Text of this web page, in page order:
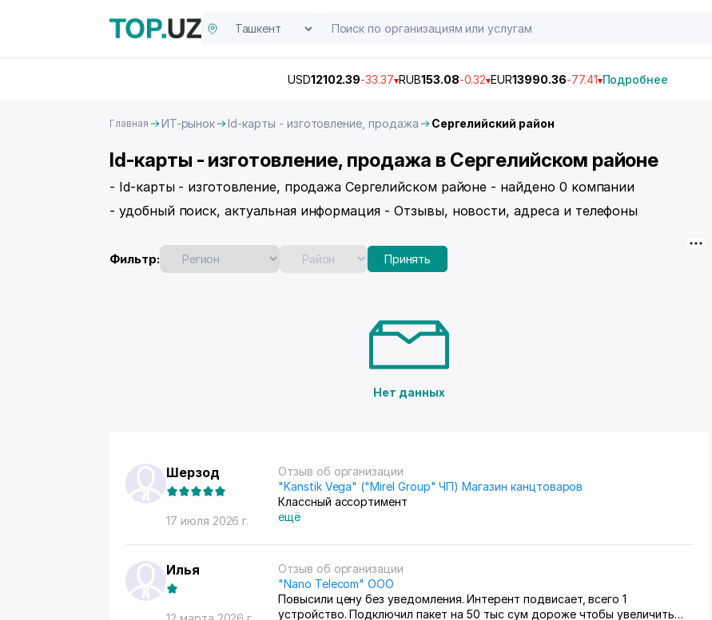
USD12102.39-33.37 RUB153.08-0.32 EUR13990.36-77.41 Подробнее
Главная ИТ-рынок Id-карты - изготовление, продажа Сергелийский район
Id-карты - изготовление, продажа в Сергелийском районе
- Id-карты - изготовление, продажа Сергелийском районе - найдено 0 компании
- удобный поиск, актуальная информация - Отзывы, новости, адреса и телефоны
Фильтр: Принять
Нет данных
Шерзод
17 июля 2026 г.
Отзыв об организации
"Kanstik Vega" ("Mirel Group" ЧП) Магазин канцтоваров
Классный ассортимент
ещё
Илья
Отзыв об организации
"Nano Telecom" OOO
Повысили цену без уведомления. Интерент подвисает, всего 1
устройство. Подключил пакет на 50 тыс сум дороже чтобы увеличить